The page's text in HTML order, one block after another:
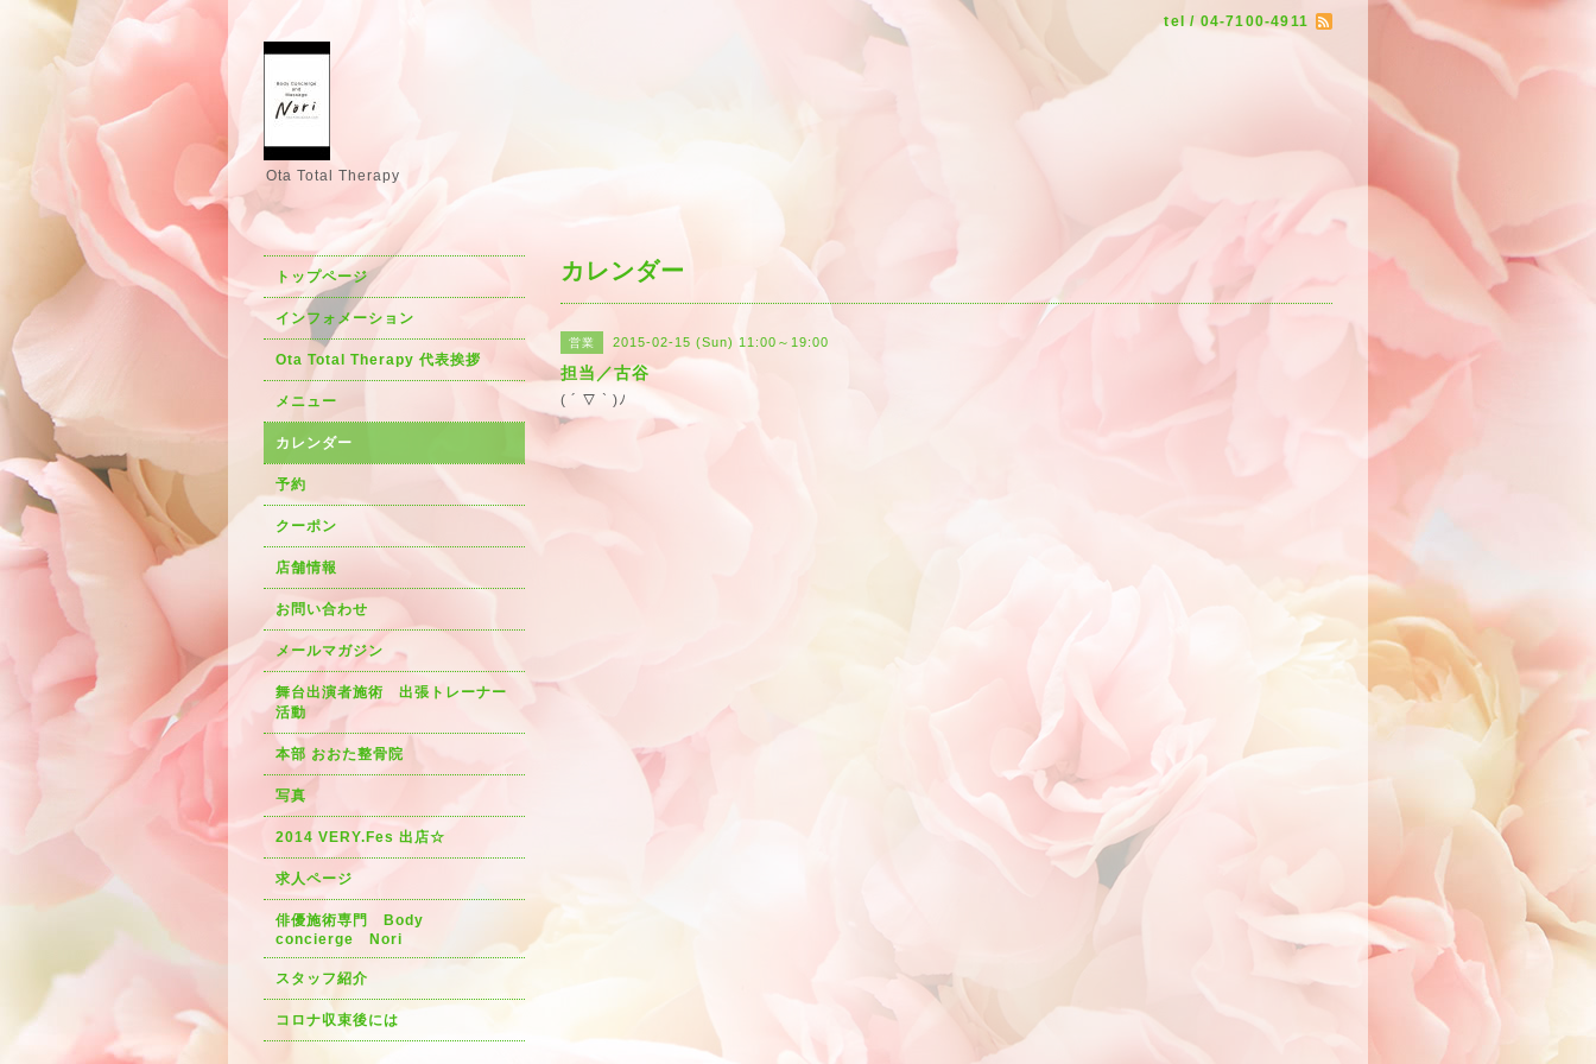
tel / 04-7100-4911
Ota Total Therapy
カレンダー
営業 2015-02-15 (Sun) 11:00～19:00
担当／古谷
( ´ ▽ ` )ﾉ
トップページ
インフォメーション
Ota Total Therapy 代表挨拶
メニュー
カレンダー
予約
クーポン
店舗情報
お問い合わせ
メールマガジン
舞台出演者施術 出張トレーナー
活動
本部 おおた整骨院
写真
2014 VERY.Fes 出店☆
求人ページ
俳優施術専門 Body
concierge Nori
スタッフ紹介
コロナ収束後には